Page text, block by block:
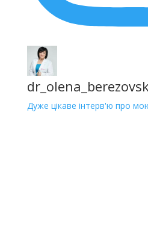
Дуже цікаве інтерв'ю про